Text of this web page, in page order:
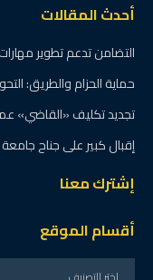
أحدث المقالات
التضامن تدعم تطوير
حماية الحزام والطريق:
تجديد تكليف «القاضي»
إقبال كبير على جناح جامعة
إشترك معنا
أقسام الموقع